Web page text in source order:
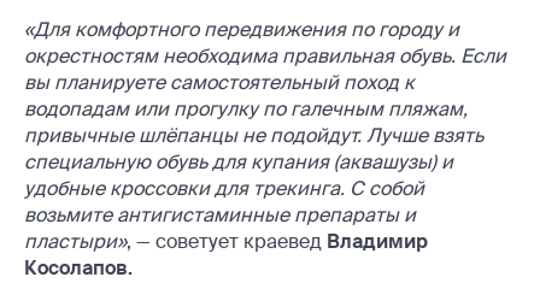
«Для комфортного передвижения по городу и
окрестностям необходима правильная обувь. Если
вы планируете самостоятельный поход к
водопадам или прогулку по галечным пляжам,
привычные шлёпанцы не подойдут. Лучше взять
специальную обувь для купания (аквашузы) и
удобные кроссовки для трекинга. С собой
возьмите антигистаминные препараты и
пластыри», — советует краевед Владимир
Косолапов.